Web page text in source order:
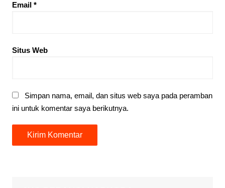
Email *
Situs Web
Simpan nama, email, dan situs web saya pada peramban
ini untuk komentar saya berikutnya.